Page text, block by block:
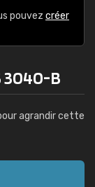
pouvez créer
3040-B
agrandir cette